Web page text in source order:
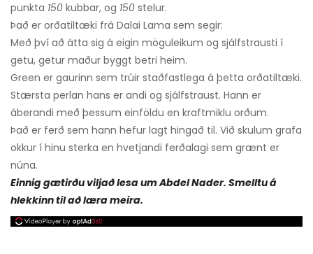
punkta 150 kubbar, og 150 stelur.
Það er orðatiltæki frá Dalai Lama sem segir:
Með því að átta sig á eigin möguleikum og sjálfstrausti í
getu, getur maður byggt betri heim.
Green er gaurinn sem trúir staðfastlega á þetta orðatiltæki.
Stærsta perlan hans er andi og sjálfstraust. Hann er
áberandi með þessum einföldu en kraftmiklu orðum.
Það er ferð sem hann hefur lagt hingað til. Við skulum grafa
okkur í hinu sterka en hvetjandi ferðalagi sem grænt er
núna.
Einnig gætirðu viljað lesa um Abdel Nader. Smelltu á
hlekkinn til að læra meira.